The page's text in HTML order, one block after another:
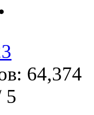
64,374
5